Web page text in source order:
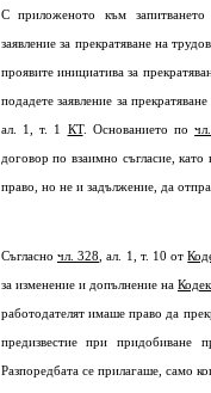
С приложеното към
заявление за прекратяване на
проявите инициатива за
подадете заявление за
ал. 1, т. 1 КТ. Основанието по
договор по взаимно съгласие,
право, но не и задължение, да
Съгласно чл. 328 , ал. 1, т. 10 от
за изменение и допълнение на
работодателят имаше право да
предизвестие при придобиване
Разпоредбата се прилагаше, само